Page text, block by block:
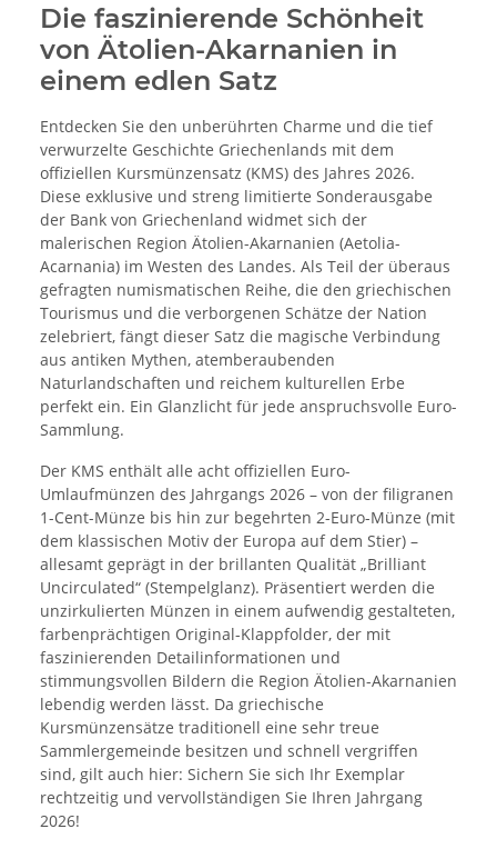
Die faszinierende Schönheit
von Ätolien-Akarnanien in
einem edlen Satz
Entdecken Sie den unberührten Charme und die tief
verwurzelte Geschichte Griechenlands mit dem
offiziellen Kursmünzensatz (KMS) des Jahres 2026.
Diese exklusive und streng limitierte Sonderausgabe
der Bank von Griechenland widmet sich der
malerischen Region Ätolien-Akarnanien (Aetolia-
Acarnania) im Westen des Landes. Als Teil der überaus
gefragten numismatischen Reihe, die den griechischen
Tourismus und die verborgenen Schätze der Nation
zelebriert, fängt dieser Satz die magische Verbindung
aus antiken Mythen, atemberaubenden
Naturlandschaften und reichem kulturellen Erbe
perfekt ein. Ein Glanzlicht für jede anspruchsvolle Euro-
Sammlung.
Der KMS enthält alle acht offiziellen Euro-
Umlaufmünzen des Jahrgangs 2026 – von der filigranen
1-Cent-Münze bis hin zur begehrten 2-Euro-Münze (mit
dem klassischen Motiv der Europa auf dem Stier) –
allesamt geprägt in der brillanten Qualität „Brilliant
Uncirculated“ (Stempelglanz). Präsentiert werden die
unzirkulierten Münzen in einem aufwendig gestalteten,
farbenprächtigen Original-Klappfolder, der mit
faszinierenden Detailinformationen und
stimmungsvollen Bildern die Region Ätolien-Akarnanien
lebendig werden lässt. Da griechische
Kursmünzensätze traditionell eine sehr treue
Sammlergemeinde besitzen und schnell vergriffen
sind, gilt auch hier: Sichern Sie sich Ihr Exemplar
rechtzeitig und vervollständigen Sie Ihren Jahrgang
2026!